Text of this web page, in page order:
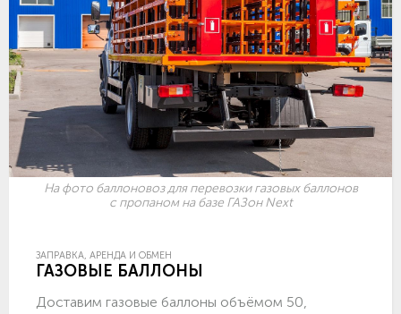
На фото баллоновоз для перевозки газовых баллонов
с пропаном на базе ГАЗон Next
ЗАПРАВКА, АРЕНДА И ОБМЕН
ГАЗОВЫЕ БАЛЛОНЫ
Доставим газовые баллоны объёмом 50,